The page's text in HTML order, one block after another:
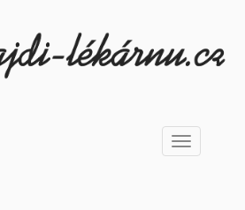
Toggle
navigation